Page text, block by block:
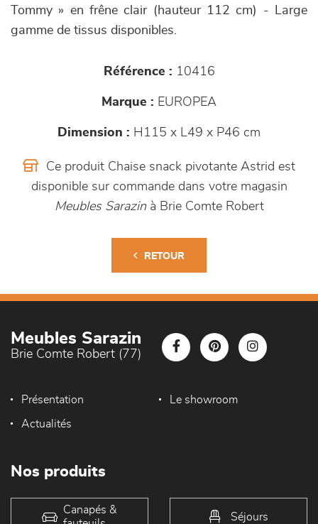
Tommy » en frêne clair (hauteur 112 cm) - Large
gamme de tissus disponibles.
Référence : 10416
Marque : EUROPEA
Dimension : H115 x L49 x P46 cm
Ce produit Chaise snack pivotante Astrid est
disponible sur commande dans votre magasin
Meubles Sarazinà Brie Comte Robert
RETOUR
Meubles Sarazin
Brie Comte Robert (77)
Présentation Le showroom
Actualités
Nos produits
Canapés &
Séjours